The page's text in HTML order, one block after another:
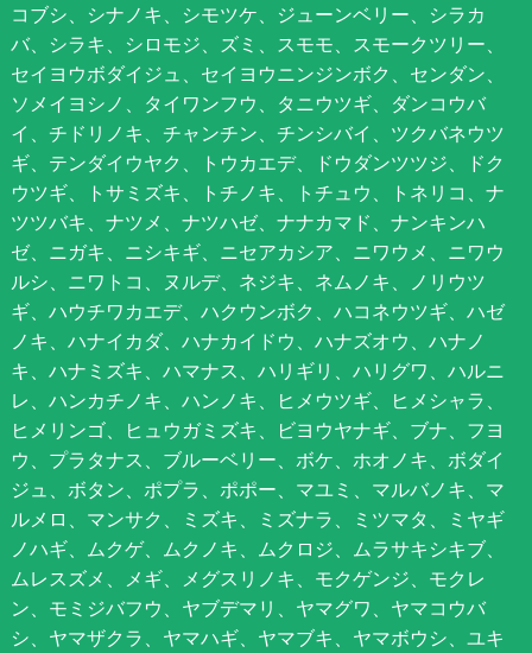
コブシ、シナノキ、シモツケ、ジューンベリー、シラカ
バ、シラキ、シロモジ、ズミ、スモモ、スモークツリー、
セイヨウボダイジュ、セイヨウニンジンボク、センダン、
ソメイヨシノ、タイワンフウ、タニウツギ、ダンコウバ
イ、チドリノキ、チャンチン、チンシバイ、ツクバネウツ
ギ、テンダイウヤク、トウカエデ、ドウダンツツジ、ドク
ウツギ、トサミズキ、トチノキ、トチュウ、トネリコ、ナ
ツツバキ、ナツメ、ナツハゼ、ナナカマド、ナンキンハ
ゼ、ニガキ、ニシキギ、ニセアカシア、ニワウメ、ニワウ
ルシ、ニワトコ、ヌルデ、ネジキ、ネムノキ、ノリウツ
ギ、ハウチワカエデ、ハクウンボク、ハコネウツギ、ハゼ
ノキ、ハナイカダ、ハナカイドウ、ハナズオウ、ハナノ
キ、ハナミズキ、ハマナス、ハリギリ、ハリグワ、ハルニ
レ、ハンカチノキ、ハンノキ、ヒメウツギ、ヒメシャラ、
ヒメリンゴ、ヒュウガミズキ、ビヨウヤナギ、ブナ、フヨ
ウ、プラタナス、ブルーベリー、ボケ、ホオノキ、ボダイ
ジュ、ボタン、ポプラ、ポポー、マユミ、マルバノキ、マ
ルメロ、マンサク、ミズキ、ミズナラ、ミツマタ、ミヤギ
ノハギ、ムクゲ、ムクノキ、ムクロジ、ムラサキシキブ、
ムレスズメ、メギ、メグスリノキ、モクゲンジ、モクレ
ン、モミジバフウ、ヤブデマリ、ヤマグワ、ヤマコウバ
シ、ヤマザクラ、ヤマハギ、ヤマブキ、ヤマボウシ、ユキ